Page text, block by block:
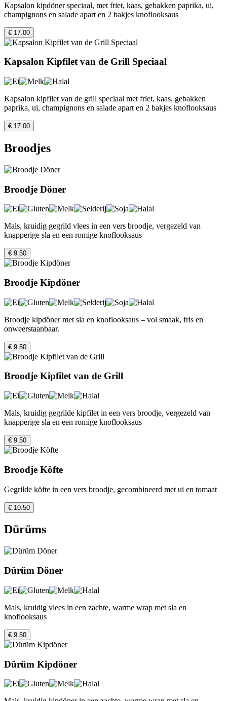
Kapsalon kipdöner speciaal, met friet, kaas, gebakken paprika, ui,
champignons en salade apart en 2 bakjes knoflooksaus
€ 17.00
Kapsalon Kipfilet van de Grill Speciaal
Kapsalon kipfilet van de grill speciaal met friet, kaas, gebakken
paprika, ui, champignons en salade apart en 2 bakjes knoflooksaus
€ 17.00
Broodjes
Broodje Döner
Mals, kruidig gegrild vlees in een vers broodje, vergezeld van
knapperige sla en een romige knoflooksaus
€ 9.50
Broodje Kipdöner
Broodje kipdöner met sla en knoflooksaus – vol smaak, fris en
onweerstaanbaar.
€ 9.50
Broodje Kipfilet van de Grill
Mals, kruidig gegrilde kipfilet in een vers broodje, vergezeld van
knapperige sla en een romige knoflooksaus
€ 9.50
Broodje Köfte
Gegrilde köfte in een vers broodje, gecombineerd met ui en tomaat
€ 10.50
Dürüms
Dürüm Döner
Mals, kruidig vlees in een zachte, warme wrap met sla en
knoflooksaus
€ 9.50
Dürüm Kipdöner